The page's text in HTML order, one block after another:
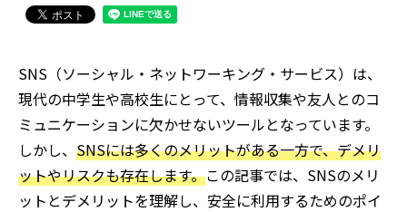
SNS（ソーシャル・ネットワーキング・サービス）は、
現代の中学生や高校生にとって、情報収集や友人とのコ
ミュニケーションに欠かせないツールとなっています。
しかし、 SNSには多くのメリットがある一方で、デメリ
ットやリスクも存在します。この記事では、SNSのメリ
ットとデメリットを理解し、安全に利用するためのポイ